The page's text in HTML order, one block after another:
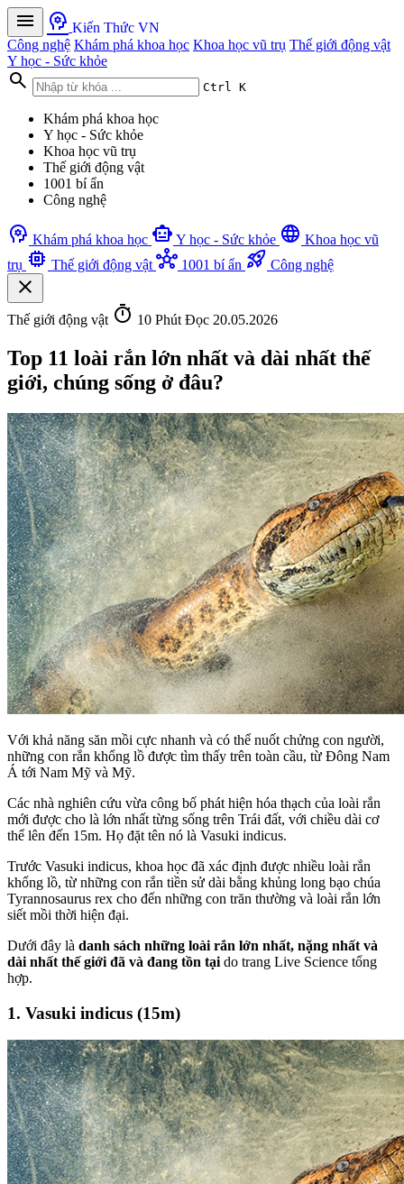
menu psychology Kiến Thức VN
Công nghệ Khám phá khoa học Khoa học vũ trụ Thế giới động vật
Y học - Sức khỏe
search Ctrl K
Khám phá khoa học
Y học - Sức khỏe
Khoa học vũ trụ
Thế giới động vật
1001 bí ẩn
Công nghệ
psychology Khám phá khoa học smart_toy Y học - Sức khỏe language Khoa học vũ
trụ memory Thế giới động vật hub 1001 bí ẩn rocket_launch Công nghệ
close
Thế giới động vật timer 10 Phút Đọc 20.05.2026
Top 11 loài rắn lớn nhất và dài nhất thế
giới, chúng sống ở đâu?
Với khả năng săn mồi cực nhanh và có thể nuốt chửng con người,
những con rắn khổng lồ được tìm thấy trên toàn cầu, từ Đông Nam
Á tới Nam Mỹ và Mỹ.
Các nhà nghiên cứu vừa công bố phát hiện hóa thạch của loài rắn
mới được cho là lớn nhất từng sống trên Trái đất, với chiều dài cơ
thể lên đến 15m. Họ đặt tên nó là Vasuki indicus.
Trước Vasuki indicus, khoa học đã xác định được nhiều loài rắn
khổng lồ, từ những con rắn tiền sử dài bằng khủng long bạo chúa
Tyrannosaurus rex cho đến những con trăn thường và loài rắn lớn
siết mồi thời hiện đại.
Dưới đây là danh sách những loài rắn lớn nhất, nặng nhất và
dài nhất thế giới đã và đang tồn tại do trang Live Science tổng
hợp.
1. Vasuki indicus (15m)